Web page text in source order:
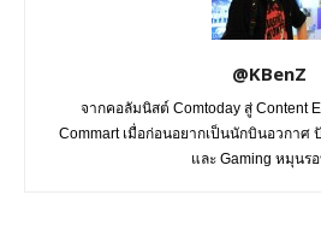
@KBenZ
จากคอลัมนิสต์ Comtoday สู่ Content
Commart เมื่อก่อนอยากเป็นนักบินอวกาศ
และ Gaming หมุนร